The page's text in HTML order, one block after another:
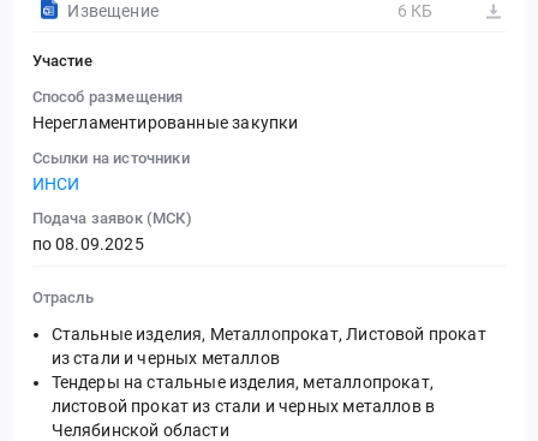
Извещение
6 КБ
Участие
Способ размещения
Нерегламентированные закупки
Ссылки на источники
ИНСИ
Подача заявок (МСК)
по 08.09.2025
Отрасль
Стальные изделия, Металлопрокат, Листовой прокат
из стали и черных металлов
Тендеры на стальные изделия, металлопрокат,
листовой прокат из стали и черных металлов в
Челябинской области